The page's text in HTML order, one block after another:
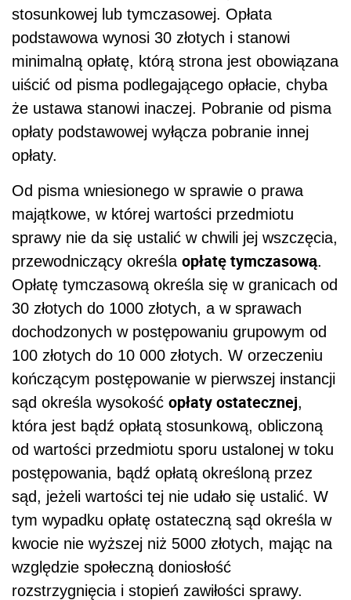
stosunkowej lub tymczasowej. Opłata
podstawowa wynosi 30 złotych i stanowi
minimalną opłatę, którą strona jest obowiązana
uiścić od pisma podlegającego opłacie, chyba
że ustawa stanowi inaczej. Pobranie od pisma
opłaty podstawowej wyłącza pobranie innej
opłaty.
Od pisma wniesionego w sprawie o prawa
majątkowe, w której wartości przedmiotu
sprawy nie da się ustalić w chwili jej wszczęcia,
przewodniczący określa opłatę tymczasową.
Opłatę tymczasową określa się w granicach od
30 złotych do 1000 złotych, a w sprawach
dochodzonych w postępowaniu grupowym od
100 złotych do 10 000 złotych. W orzeczeniu
kończącym postępowanie w pierwszej instancji
sąd określa wysokość opłaty ostatecznej,
która jest bądź opłatą stosunkową, obliczoną
od wartości przedmiotu sporu ustalonej w toku
postępowania, bądź opłatą określoną przez
sąd, jeżeli wartości tej nie udało się ustalić. W
tym wypadku opłatę ostateczną sąd określa w
kwocie nie wyższej niż 5000 złotych, mając na
względzie społeczną doniosłość
rozstrzygnięcia i stopień zawiłości sprawy.